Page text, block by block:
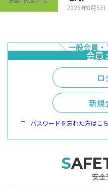
2026年8月5日
ロ
新規
パスワードを忘れた方はこ
安全